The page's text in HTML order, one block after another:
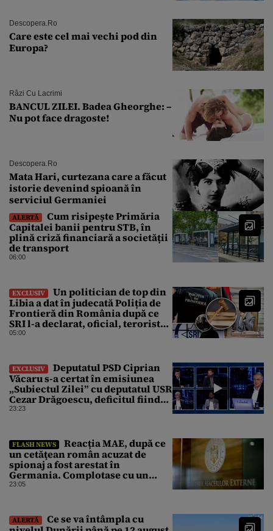
Descopera.ro
Care este cel mai vechi pod din
Europa?
Râzi Cu Lacrimi
BANCUL ZILEI. Badea Gheorghe: –
Nu pot face dragoste!
Descopera.ro
Mata Hari, curtezana care a făcut
istorie devenind spioană în
serviciul Germaniei
ALERTĂ
Cum risipește Primăria
Capitalei banii pentru STB, în
plină criză financiară a societății
de transport
06:00
EXCLUSIV
Un politician de top din
Libia a dat în judecată Poliția de
Frontieră din România după ce
SRI l-a declarat, oficial, terorist
ISIS
05:00
EXCLUSIV
Deputatul PSD Ciprian
Văcaru s-a certat în emisiunea
„Subiectul Zilei” cu deputatul USR
Cezar Drăgoescu, deficitul fiind
motivul scandalului
23:23
FLASH NEWS
Reacția MAE, după ce
un cetăţean român acuzat de
spionaj a fost arestat în
Germania. Complotase cu un
ucrainean ca să asasineze un
23:05
ALERTĂ
Ce se va întâmpla cu